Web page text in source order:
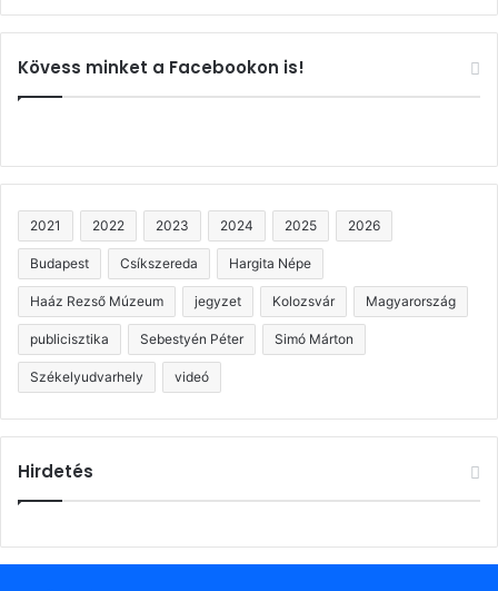
Kövess minket a Facebookon is!
2021 2022 2023 2024 2025 2026
Budapest Csíkszereda Hargita Népe
Haáz Rezső Múzeum jegyzet Kolozsvár Magyarország
publicisztika Sebestyén Péter Simó Márton
Székelyudvarhely videó
Hirdetés